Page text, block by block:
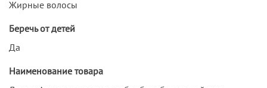
Жирные волосы
Беречь от детей
Да
Наименование товара